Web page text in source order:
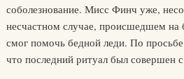
соболезнование. Мисс Финч уже,
несчастном случае, происшедшем на
смог помочь бедной леди. По
что последний ритуал был совершен